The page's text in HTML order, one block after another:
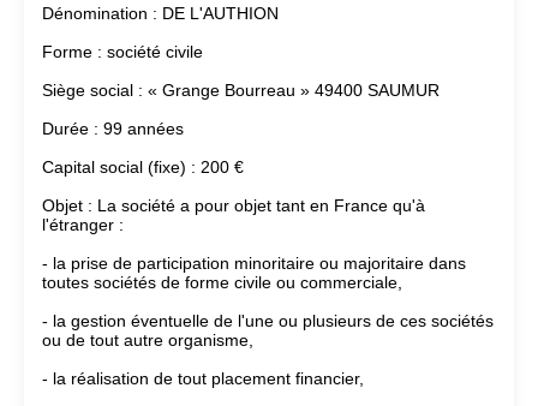
Dénomination : DE L'AUTHION
Forme : société civile
Siège social : « Grange Bourreau » 49400 SAUMUR
Durée : 99 années
Capital social (fixe) : 200 €
Objet : La société a pour objet tant en France qu'à
l'étranger :
- la prise de participation minoritaire ou majoritaire dans
toutes sociétés de forme civile ou commerciale,
- la gestion éventuelle de l'une ou plusieurs de ces sociétés
ou de tout autre organisme,
- la réalisation de tout placement financier,